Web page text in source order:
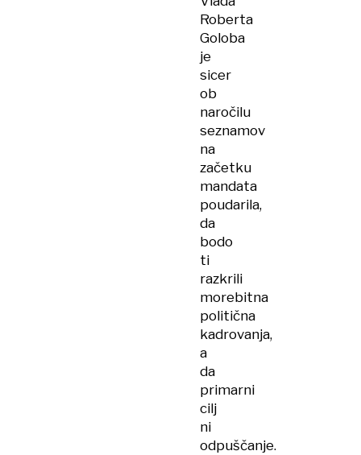
Roberta
Goloba
je
sicer
ob
naročilu
seznamov
na
začetku
mandata
poudarila,
da
bodo
ti
razkrili
morebitna
politična
kadrovanja,
a
da
primarni
cilj
ni
odpuščanje.